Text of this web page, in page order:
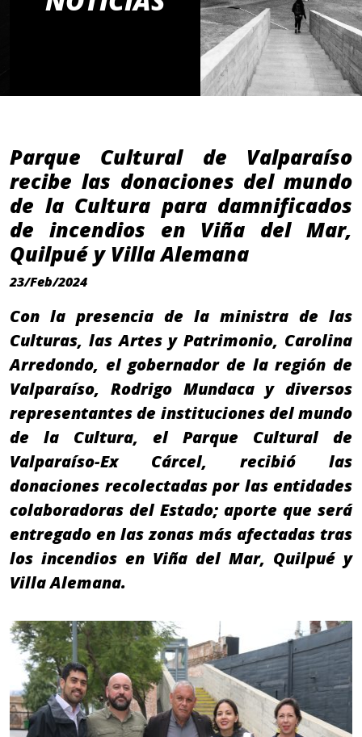
Parque Cultural de Valparaíso
recibe las donaciones del mundo
de la Cultura para damnificados
de incendios en Viña del Mar,
Quilpué y Villa Alemana
23/Feb/2024
Con la presencia de la ministra de las
Culturas, las Artes y Patrimonio, Carolina
Arredondo, el gobernador de la región de
Valparaíso, Rodrigo Mundaca y diversos
representantes de instituciones del mundo
de la Cultura, el Parque Cultural de
Valparaíso-Ex Cárcel, recibió las
donaciones recolectadas por las entidades
colaboradoras del Estado; aporte que será
entregado en las zonas más afectadas tras
los incendios en Viña del Mar, Quilpué y
Villa Alemana.